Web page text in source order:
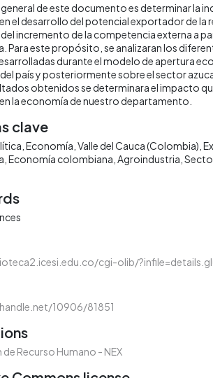
de este documento es determinar la
el desarrollo del potencial exportador de la
incremento de la competencia externa a
Para este propósito, se analizaran los
durante el modelo de apertura
país y posteriormente sobre el sector
obtenidos se determinara el impacto
la economía de nuestro departamento.
clave
Economía Valle del Cauca (Colombia)
Economía colombiana Agroindustria
cgi-olib/
10906/81851
Recurso Humano - NEX